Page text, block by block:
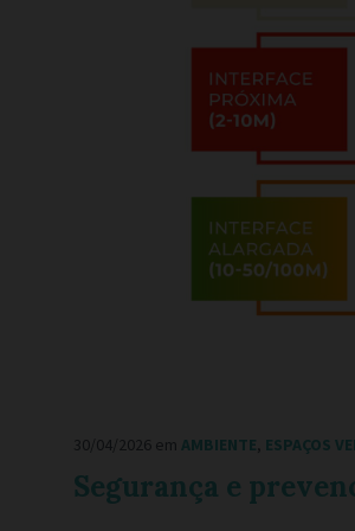
30/04/2026 em AMBIENTE, ESPAÇOS
Segurança e